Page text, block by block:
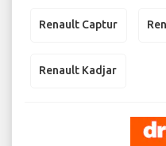
Renault Captur
Renault Kadjar